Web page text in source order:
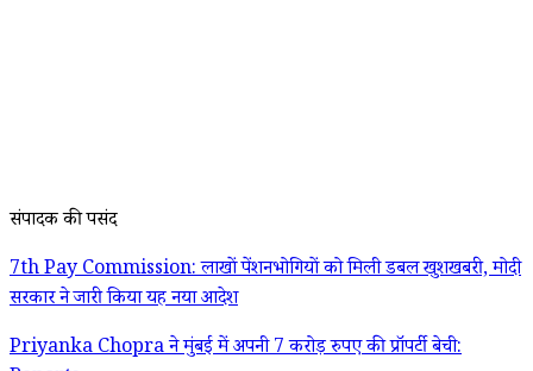
संपादक की पसंद
7th Pay Commission: लाखों पेंशनभोगियों को मिली डबल खुशखबरी, मोदी
सरकार ने जारी किया यह नया आदेश
Priyanka Chopra ने मुंबई में अपनी 7 करोड़ रुपए की प्रॉपर्टी बेची: